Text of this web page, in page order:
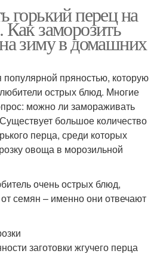
горький перец на
заморозить
зиму в домашних
пряностью, которую
острых блюд. Многие
можно ли замораживать
большое количество
перца, среди которых
овоща в морозильной
очень острых блюд,
семян – именно они отвечают
заготовки жгучего перца